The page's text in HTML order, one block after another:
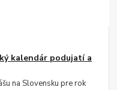
kalendár podujatí a
na Slovensku pre rok